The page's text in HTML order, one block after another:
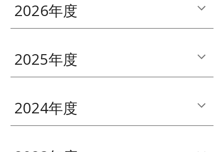
2026年度
2025年度
2024年度